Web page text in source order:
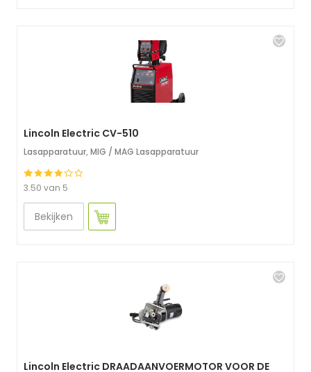
Lincoln Electric CV-510
Lasapparatuur, MIG / MAG Lasapparatuur
3.50 van 5
Bekijken
Lincoln Electric DRAADAANVOERMOTOR VOOR DE